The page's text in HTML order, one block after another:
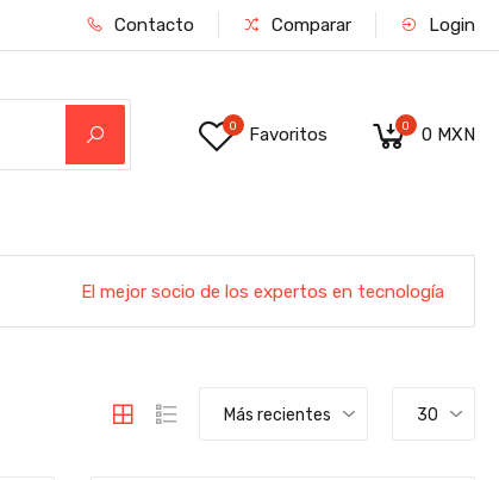
Contacto Comparar Login
0 Favoritos 0 0 MXN
El mejor socio de los expertos en tecnología
Más recientes 30